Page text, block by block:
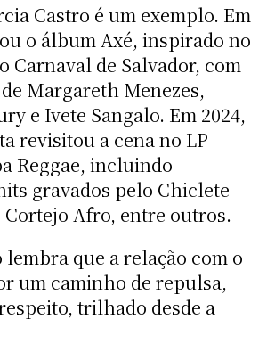
Castro é um exemplo. Em
o álbum Axé, inspirado no
Carnaval de Salvador, com
Margareth Menezes,
e Ivete Sangalo. Em 2024,
revisitou a cena no LP
Reggae, incluindo
gravados pelo Chiclete
Cortejo Afro, entre outros.
que a relação com o
um caminho de repulsa,
trilhado desde a